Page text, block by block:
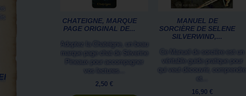
CHATEIGNE, MARQUE
PAGE ORIGINAL DE...
Adoptez la Chateigne, un beau
marque page chat de Séverine
Pineaux pour accompagner
vos lectures...
2,50 €
MANUEL DE
SORCIÈRE DE SELENE
SILVERWIND,...
Ce Manuel de sorcière est un
véritable guide pratique pour
qui veut découvrir, comprendre
et...
16,90 €